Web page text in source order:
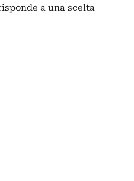
a una scelta